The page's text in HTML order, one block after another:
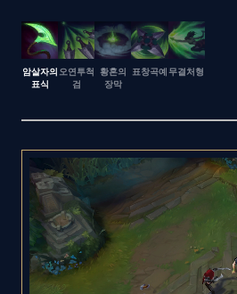
암살자의
표식
오연투척
검
황혼의
장막
표창곡예 무결처형